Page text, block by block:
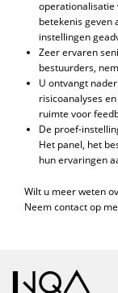
operationalisatie
betekenis geven
instellingen
Zeer ervaren
bestuurders,
U ontvangt
risicoanalyses
ruimte voor
De proef-
Het panel, het
hun ervaringen
Wilt u meer weten
Neem contact op